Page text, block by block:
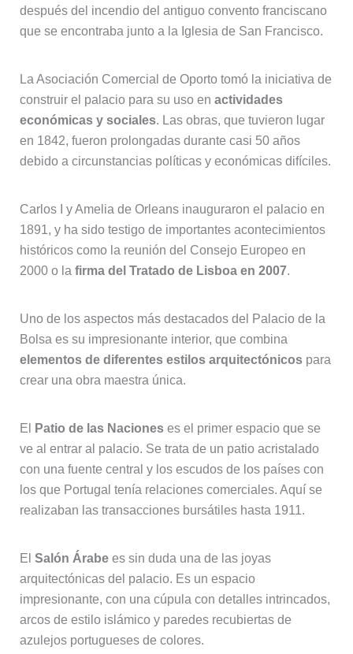
después del incendio del antiguo convento franciscano
que se encontraba junto a la Iglesia de San Francisco.
La Asociación Comercial de Oporto tomó la iniciativa de
construir el palacio para su uso en actividades
económicas y sociales. Las obras, que tuvieron lugar
en 1842, fueron prolongadas durante casi 50 años
debido a circunstancias políticas y económicas difíciles.
Carlos I y Amelia de Orleans inauguraron el palacio en
1891, y ha sido testigo de importantes acontecimientos
históricos como la reunión del Consejo Europeo en
2000 o la firma del Tratado de Lisboa en 2007.
Uno de los aspectos más destacados del Palacio de la
Bolsa es su impresionante interior, que combina
elementos de diferentes estilos arquitectónicospara
crear una obra maestra única.
El Patio de las Nacioneses el primer espacio que se
ve al entrar al palacio. Se trata de un patio acristalado
con una fuente central y los escudos de los países con
los que Portugal tenía relaciones comerciales. Aquí se
realizaban las transacciones bursátiles hasta 1911.
El Salón Árabees sin duda una de las joyas
arquitectónicas del palacio. Es un espacio
impresionante, con una cúpula con detalles intrincados,
arcos de estilo islámico y paredes recubiertas de
azulejos portugueses de colores.